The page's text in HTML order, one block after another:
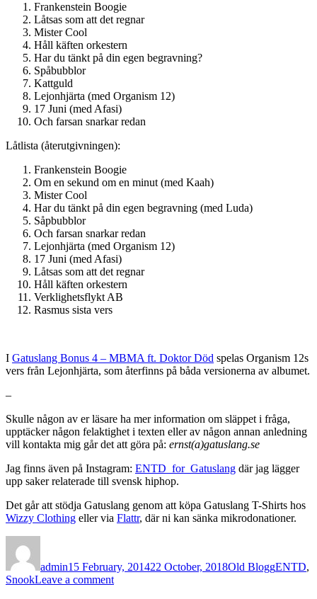
Frankenstein Boogie
Låtsas som att det regnar
Mister Cool
Håll käften orkestern
Har du tänkt på din egen begravning?
Spåbubblor
Kattguld
Lejonhjärta (med Organism 12)
17 Juni (med Afasi)
Och farsan snarkar redan
Låtlista (återutgivningen):
Frankenstein Boogie
Om en sekund om en minut (med Kaah)
Mister Cool
Har du tänkt på din egen begravning (med Luda)
Såpbubblor
Och farsan snarkar redan
Lejonhjärta (med Organism 12)
17 Juni (med Afasi)
Låtsas som att det regnar
Håll käften orkestern
Verklighetsflykt AB
Rasmus sista vers
I Gatuslang Bonus 4 – MBMA ft. Doktor Död spelas Organism 12s
vers från Lejonhjärta, som återfinns på båda versionerna av albumet.
–
Skulle någon av er läsare ha mer information om släppet i fråga,
upptäcker någon felaktighet i texten eller av någon annan anledning
vill kontakta mig går det att göra på: ernst(a)gatuslang.se
Jag finns även på Instagram: ENTD_for_Gatuslang där jag lägger
upp saker relaterade till svensk hiphop.
Det går att stödja Gatuslang genom att köpa Gatuslang T-Shirts hos
Wizzy Clothing eller via Flattr, där ni kan sänka mikrodonationer.
admin15 February, 201422 October, 2018Old BloggENTD,
SnookLeave a commenton